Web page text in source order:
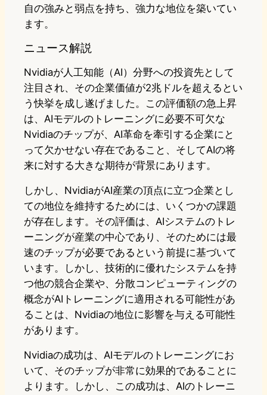
自の強みと弱点を持ち、強力な地位を築いてい
ます。
ニュース解説
Nvidiaが人工知能（AI）分野への投資先として
注目され、その企業価値が2兆ドルを超えるとい
う快挙を成し遂げました。この評価額の急上昇
は、AIモデルのトレーニングに必要不可欠な
Nvidiaのチップが、AI革命を牽引する企業にと
って欠かせない存在であること、そしてAIの将
来に対する大きな期待が背景にあります。
しかし、NvidiaがAI産業の頂点に立つ企業とし
ての地位を維持するためには、いくつかの課題
が存在します。その評価は、AIシステムのトレ
ーニングが産業の中心であり、そのためには最
速のチップが必要であるという前提に基づいて
います。しかし、技術的に優れたシステムを持
つ他の競合企業や、分散コンピューティングの
概念がAIトレーニングに適用される可能性があ
ることは、Nvidiaの地位に影響を与える可能性
があります。
Nvidiaの成功は、AIモデルのトレーニングにお
いて、そのチップが非常に効果的であることに
よります。しかし、この成功は、AIのトレーニ